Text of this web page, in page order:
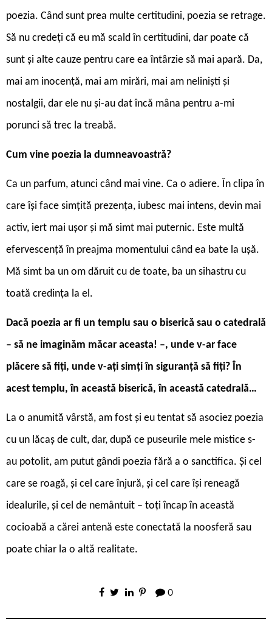
poezia. Când sunt prea multe certitudini, poezia se retrage.
Să nu credeți că eu mă scald în certitudini, dar poate că
sunt și alte cauze pentru care ea întârzie să mai apară. Da,
mai am inocență, mai am mirări, mai am neliniști și
nostalgii, dar ele nu și-au dat încă mâna pentru a-mi
porunci să trec la treabă.
Cum vine poezia la dumneavoastră?
Ca un parfum, atunci când mai vine. Ca o adiere. În clipa în
care își face simțită prezența, iubesc mai intens, devin mai
activ, iert mai ușor și mă simt mai puternic. Este multă
efervescență în preajma momentului când ea bate la ușă.
Mă simt ba un om dăruit cu de toate, ba un sihastru cu
toată credința la el.
Dacă poezia ar fi un templu sau o biserică sau o catedrală
– să ne imaginăm măcar aceasta! –, unde v-ar face
plăcere să fiți, unde v-ați simți în siguranță să fiți? În
acest templu, în această biserică, în această catedrală…
La o anumită vârstă, am fost și eu tentat să asociez poezia
cu un lăcaș de cult, dar, după ce puseurile mele mistice s-
au potolit, am putut gândi poezia fără a o sanctifica. Și cel
care se roagă, și cel care înjură, și cel care își reneagă
idealurile, și cel de nemântuit – toți încap în această
cocioabă a cărei antenă este conectată la noosferă sau
poate chiar la o altă realitate.
0